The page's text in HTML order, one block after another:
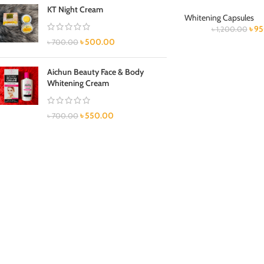
KT Night Cream
৳700.00 ৳500.00
Aichun Beauty Face & Body
Whitening Cream
৳700.00 ৳550.00
Whitening Capsules
৳1,200.00 ৳